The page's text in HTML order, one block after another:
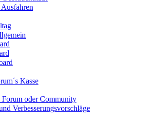
Kasse
oder Community
Verbesserungsvorschläge